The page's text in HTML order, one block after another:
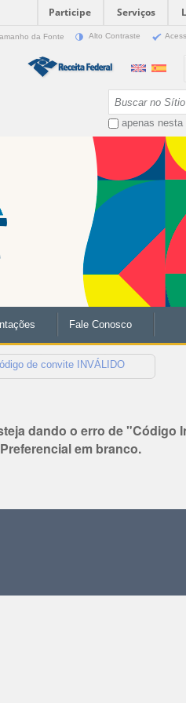
Participe Serviços
da Fonte Alto Contraste
apenas nesta
Fale Conosco
de convite INVÁLIDO
dando o erro de "Código
em branco.